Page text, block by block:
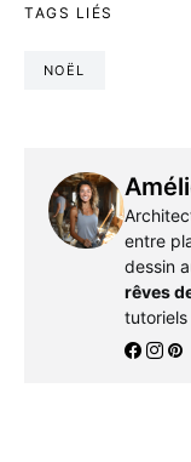
TAGS LIÉS
NOËL
entre
dessin
rêves
tutoriels